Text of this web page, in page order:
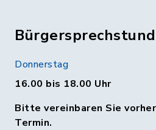
Donnerstag
16.00 bis 18.00 Uhr
Bitte vereinbaren Sie
Termin.